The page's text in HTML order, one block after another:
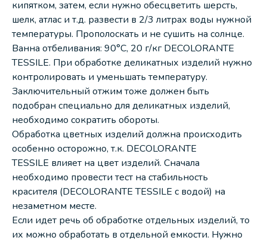
кипятком, затем, если нужно обесцветить шерсть,
шелк, атлас и т.д. развести в 2/3 литрах воды нужной
температуры. Прополоскать и не сушить на солнце.
Ванна отбеливания: 90°C, 20 г/кг DECOLORANTE
TESSILE. При обработке деликатных изделий нужно
контролировать и уменьшать температуру.
Заключительный отжим тоже должен быть
подобран специально для деликатных изделий,
необходимо сократить обороты.
Обработка цветных изделий должна происходить
особенно осторожно, т.к. DECOLORANTE
TESSILE влияет на цвет изделий. Сначала
необходимо провести тест на стабильность
красителя (DECOLORANTE TESSILE c водой) на
незаметном месте.
Если идет речь об обработке отдельных изделий, то
их можно обработать в отдельной емкости. Нужно